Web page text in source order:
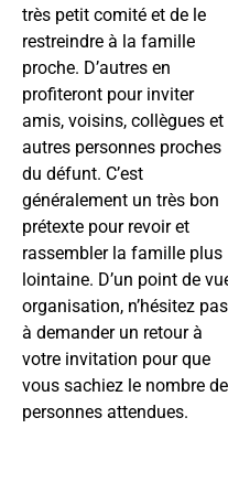
très petit comité et de le
restreindre à la famille
proche. D’autres en
profiteront pour inviter
amis, voisins, collègues et
autres personnes proches
du défunt. C’est
généralement un très bon
prétexte pour revoir et
rassembler la famille plus
lointaine. D’un point de
organisation, n’hésitez pas
à demander un retour à
votre invitation pour que
vous sachiez le nombre de
personnes attendues.